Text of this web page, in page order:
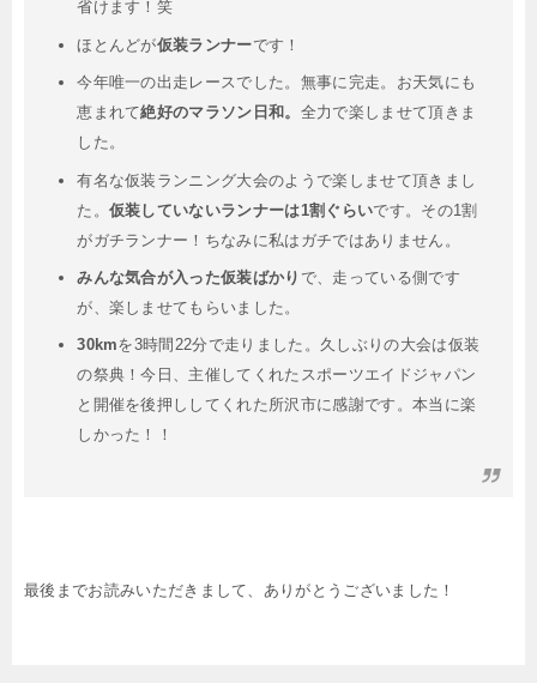
省けます！笑
ほとんどが仮装ランナーです！
今年唯一の出走レースでした。無事に完走。お天気にも
恵まれて絶好のマラソン日和。 全力で楽しませて頂きま
した。
有名な仮装ランニング大会のようで楽しませて頂きまし
た。 仮装していないランナーは1割ぐらいです。その1割
がガチランナー！ちなみに私はガチではありません。
みんな気合が入った仮装ばかり で、走っている側です
が、楽しませてもらいました。
30kmを3時間22分で走りました。久しぶりの大会は仮装
の祭典！今日、主催してくれたスポーツエイドジャパン
と開催を後押ししてくれた所沢市に感謝です。本当に楽
しかった！！
最後までお読みいただきまして、ありがとうございました！